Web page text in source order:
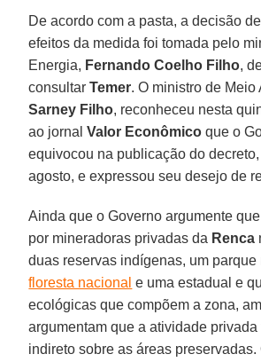
De acordo com a pasta, a decisão
efeitos da medida foi tomada pelo
Energia, Fernando Coelho Filho,
consultarTemer. O ministro de
Sarney Filho, reconheceu nesta
ao jornalValor Econômico que o
equivocou na publicação do
agosto, e expressou seu desejo de
Ainda que o Governo argumente
por mineradoras privadas da Renca
duas reservas indígenas, um parque
floresta nacional e uma estadual e
ecológicas que compõem a zona,
argumentam que a atividade privada
indireto sobre as áreas preservadas.